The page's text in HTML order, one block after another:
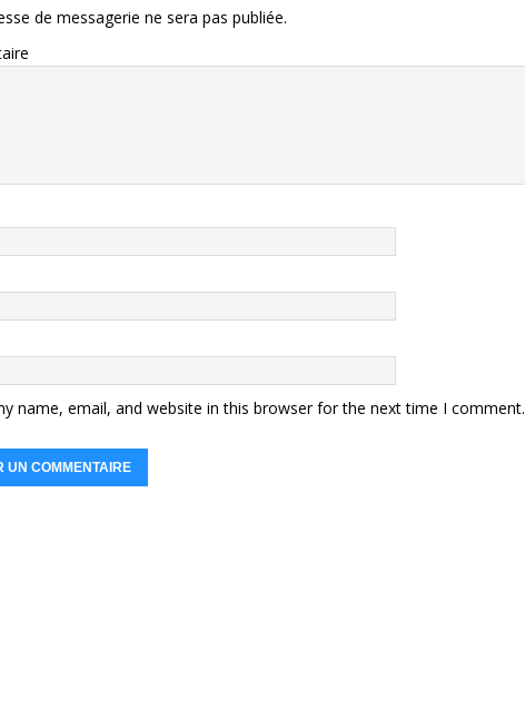
de messagerie ne sera pas publiée.
name, email, and website in this browser for the next time I comment.